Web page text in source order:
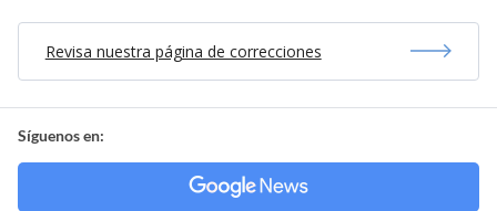
Revisa nuestra página de correcciones
Síguenos en: